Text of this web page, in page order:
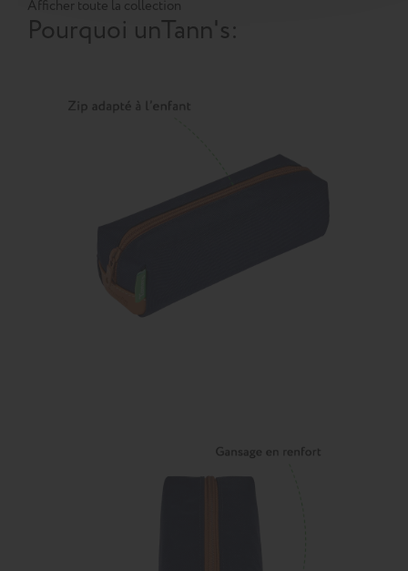
Afficher toute la collection
Pourquoi unTann's: